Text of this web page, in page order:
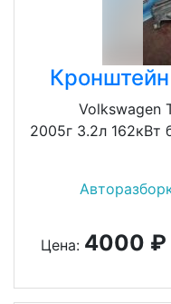
Volkswagen
2005г 3.2л
Цена: 4000 ₽